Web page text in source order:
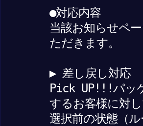
●対応内容
当該お知らせペ
ただきます。
▶ 差し戻し対応
Pick UP!!!パッ
するお客様に対し
選択前の状態（